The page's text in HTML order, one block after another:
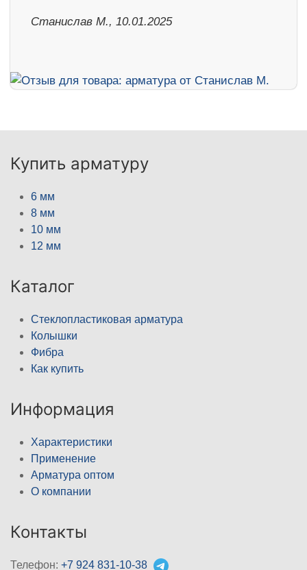
Станислав М., 10.01.2025
Купить арматуру
6 мм
8 мм
10 мм
12 мм
Каталог
Стеклопластиковая арматура
Колышки
Фибра
Как купить
Информация
Характеристики
Применение
Арматура оптом
О компании
Контакты
Телефон: +7 924 831-10-38